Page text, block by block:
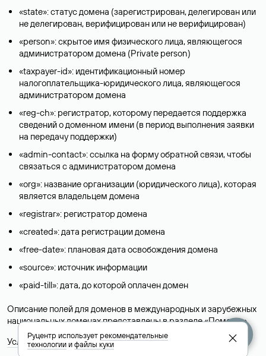
«state»: статус домена (зарегистрирован, делегирован или
не делегирован, верифицирован или не верифицирован)
«person»: скрытое имя физического лица, являющегося
администратором домена (Privatе person)
«taxpayer-id»: идентификационный номер
налогоплательщика-юридического лица, являющегося
администратором домена
«reg-ch»: регистратор, которому передается поддержка
сведений о доменном имени (в период выполнения заявки
на передачу поддержки)
«admin-contact»: ссылка на форму обратной связи, чтобы
связаться с администратором домена
«org»: название организации (юридического лица), которая
является владельцем домена
«registrar»: регистратор домена
«created»: дата регистрации домена
«free-date»: плановая дата освобождения домена
«source»: источник информации
«paid-till»: дата, до которой оплачен домен
Описание полей для доменов в международных и зарубежных
национальных доменах представлены в разделе «Помощь».
Условия использования Whois-сервиса
Руцентр используетрекомендательные
технологииифайлы куки